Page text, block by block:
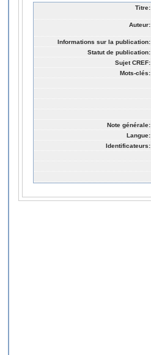
Titre:
Auteur:
Informations sur la publication:
Statut de publication:
Sujet CREF:
Mots-clés:
Note générale:
Langue:
Identificateurs: